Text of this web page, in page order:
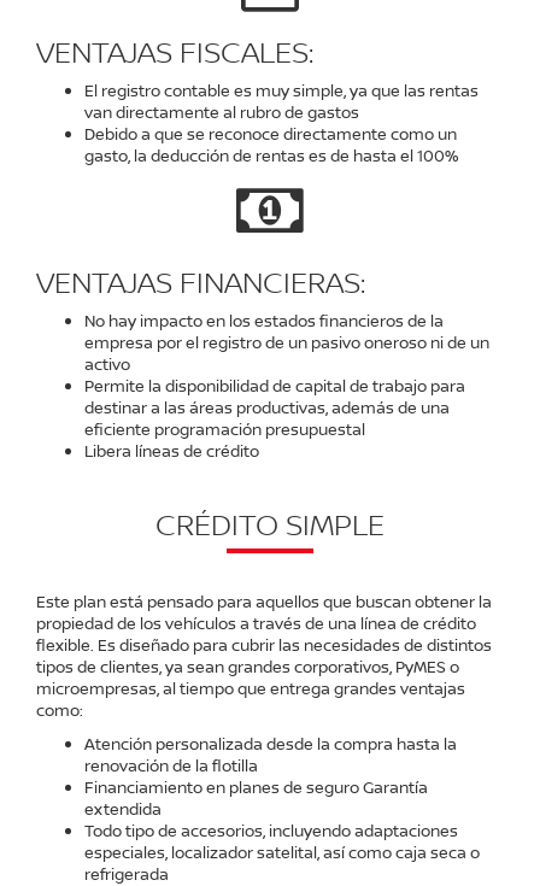
VENTAJAS FISCALES:
El registro contable es muy simple, ya que las rentas
van directamente al rubro de gastos
Debido a que se reconoce directamente como un
gasto, la deducción de rentas es de hasta el 100%
VENTAJAS FINANCIERAS:
No hay impacto en los estados financieros de la
empresa por el registro de un pasivo oneroso ni de un
activo
Permite la disponibilidad de capital de trabajo para
destinar a las áreas productivas, además de una
eficiente programación presupuestal
Libera líneas de crédito
CRÉDITO SIMPLE
Este plan está pensado para aquellos que buscan obtener la
propiedad de los vehículos a través de una línea de crédito
flexible. Es diseñado para cubrir las necesidades de distintos
tipos de clientes, ya sean grandes corporativos, PyMES o
microempresas, al tiempo que entrega grandes ventajas
como:
Atención personalizada desde la compra hasta la
renovación de la flotilla
Financiamiento en planes de seguro Garantía
extendida
Todo tipo de accesorios, incluyendo adaptaciones
especiales, localizador satelital, así como caja seca o
refrigerada